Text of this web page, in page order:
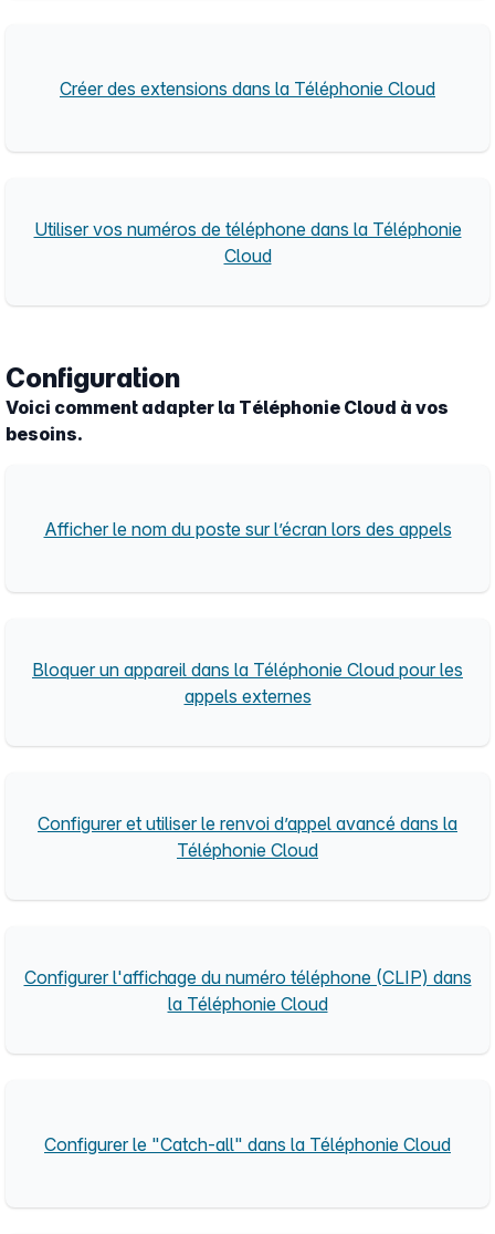
Créer des extensions dans la Téléphonie Cloud
Utiliser vos numéros de téléphone dans la Téléphonie
Cloud
Configuration
Voici comment adapter la Téléphonie Cloud à vos
besoins.
Afficher le nom du poste sur l’écran lors des appels
Bloquer un appareil dans la Téléphonie Cloud pour les
appels externes
Configurer et utiliser le renvoi d’appel avancé dans la
Téléphonie Cloud
Configurer l'affichage du numéro téléphone (CLIP) dans
la Téléphonie Cloud
Configurer le "Catch-all" dans la Téléphonie Cloud